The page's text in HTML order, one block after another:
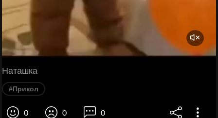
Наташка
#Прикол
0 0 0